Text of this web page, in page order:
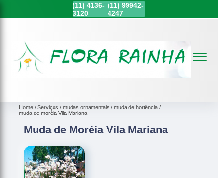
(11) 4136-
3120
(11)99942-
4247
Home Serviços mudas ornamentais
muda de hortência
muda de moréia Vila Mariana
Muda de Moréia Vila Mariana